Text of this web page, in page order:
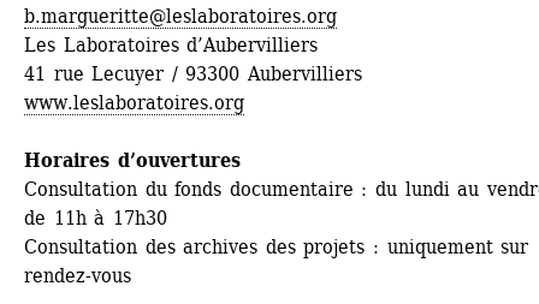
b.margueritte@leslaboratoires.org
Les Laboratoires d’Aubervilliers
41 rue Lecuyer / 93300 Aubervilliers
www.leslaboratoires.org
Horaires d’ouvertures
Consultation du fonds documentaire : du lundi au
de 11h à 17h30
Consultation des archives des projets : uniquement sur
rendez-vous